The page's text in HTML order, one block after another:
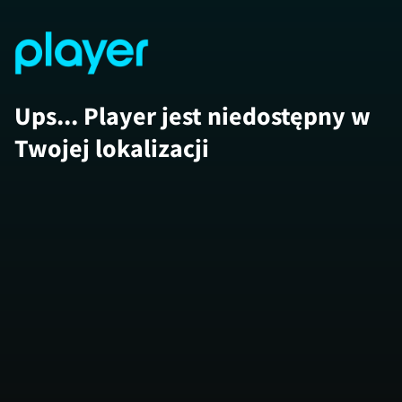
Ups... Player jest niedostępny w
Twojej lokalizacji